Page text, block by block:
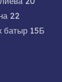
22
батыр 15Б